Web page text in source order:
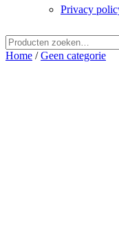
Privacy
naar:
Home /Geen categorie